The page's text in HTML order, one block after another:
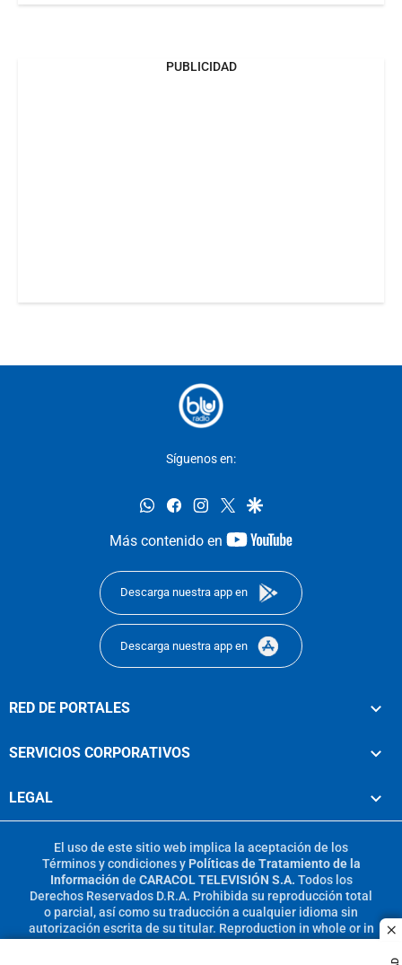
PUBLICIDAD
Síguenos en:
whatsappfacebookinstagram
twittergoogle
Más contenido en
youtube-
Descarga nuestra app en
Descarga nuestra app en
RED DE PORTALES
SERVICIOS CORPORATIVOS
LEGAL
El uso de este sitio web implica la aceptación de los
Términos y condicionesy Políticas de Tratamiento de la
Información de CARACOL TELEVISIÓN S.A. Todos los
Derechos Reservados D.R.A. Prohibida su reproducción total
o parcial, así como su traducción a cualquier idioma sin
autorización escrita de su titular. Reproduction in whole or in